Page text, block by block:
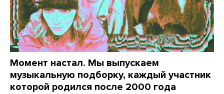
Момент настал. Мы выпускаем
музыкальную подборку, каждый участник
которой родился после 2000 года